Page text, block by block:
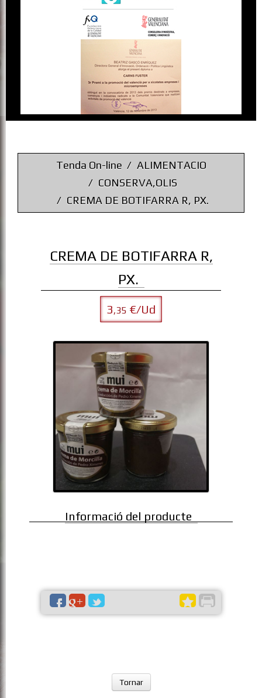
Tenda On-line
ALIMENTACIO
CONSERVA,OLIS
CREMA DE BOTIFARRA R, PX.
CREMA DE BOTIFARRA R,
PX.
3,35 €/Ud
Informació del producte
Tornar